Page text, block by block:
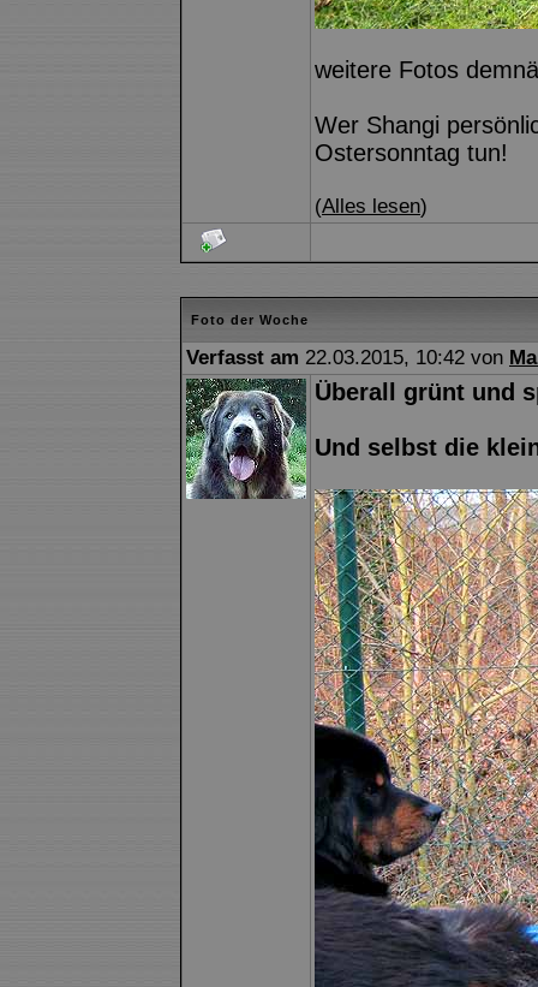
weitere Fotos
Wer Shangi
Ostersonntag tun!
(Alles lesen)
Foto der Woche
Verfasst am 22.03.2015, 10:42 von
Überall grünt und
Und selbst die